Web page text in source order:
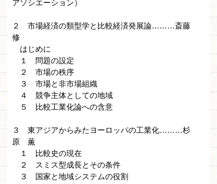
アソシエーション）
２ 市場経済の類型学と比較経済発展論………斎藤
修
はじめに
１ 問題の設定
２ 市場の秩序
３ 市場と非市場組織
４ 競争主体としての地域
５ 比較工業化論への含意
３ 東アジアからみたヨーロッパの工業化………杉
原 薫
１ 比較史の現在
２ スミス型成長とその条件
３ 国家と地域システムの役割